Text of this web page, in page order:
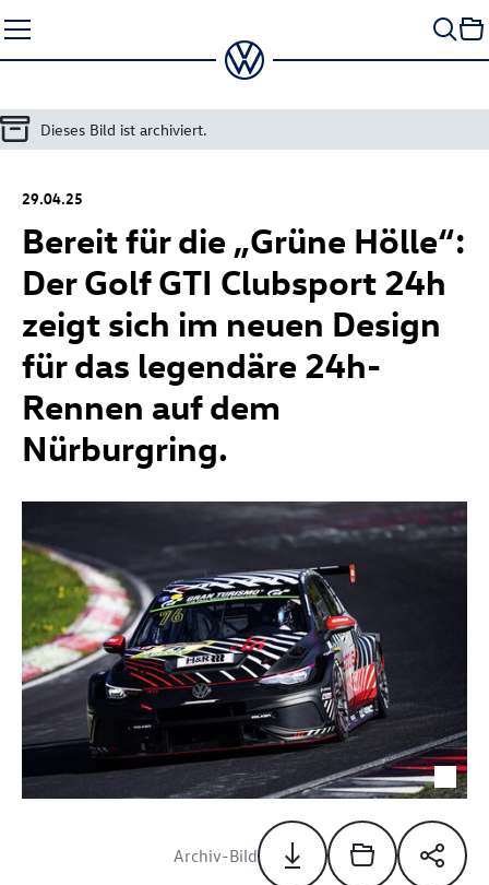
Seiteninhalt
springen
Dieses Bild ist archiviert.
29.04.25
Bereit für die „Grüne Hölle“:
DerGolf GTI Clubsport 24h
zeigt sich im neuen Design
für das legendäre 24h-
Rennen auf dem
Nürburgring.
Archiv-Bild